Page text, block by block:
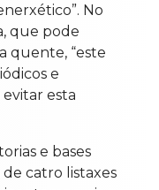
No
que pode
quente, “este
e
esta
e bases
catro listaxes